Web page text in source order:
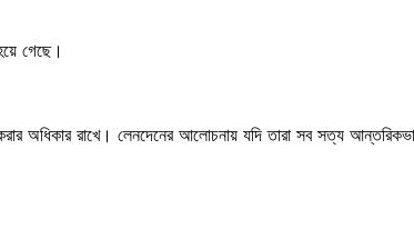
গেছে।
অধিকার রাখে। লেনদেনের আলোচনায় যদি তারা সব সত্য